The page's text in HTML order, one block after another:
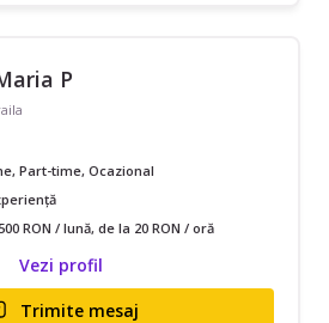
P
Part-time, Ocazional
RON / lună, de la 20 RON / oră
Vezi profil
Trimite mesaj